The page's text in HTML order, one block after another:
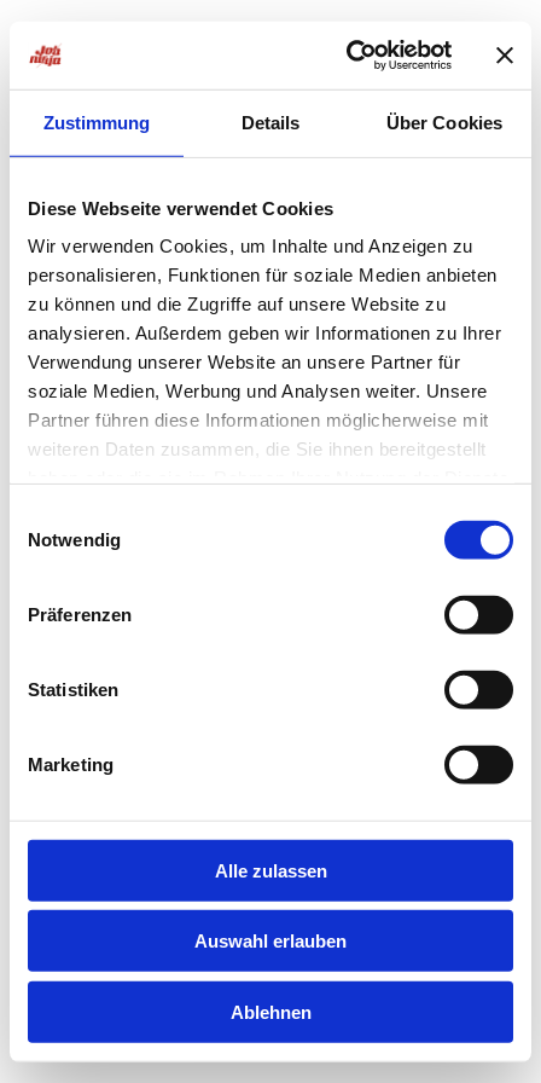
Zustimmung Details Über Cookies
Diese Webseite verwendet Cookies
Wir verwenden Cookies, um Inhalte und Anzeigen zu
personalisieren, Funktionen für soziale Medien anbieten
zu können und die Zugriffe auf unsere Website zu
analysieren. Außerdem geben wir Informationen zu Ihrer
Verwendung unserer Website an unsere Partner für
soziale Medien, Werbung und Analysen weiter. Unsere
Partner führen diese Informationen möglicherweise mit
weiteren Daten zusammen, die Sie ihnen bereitgestellt
Notwendig
Präferenzen
Statistiken
Marketing
Alle zulassen
Auswahl erlauben
Ablehnen
loadingjobninja.com
for more